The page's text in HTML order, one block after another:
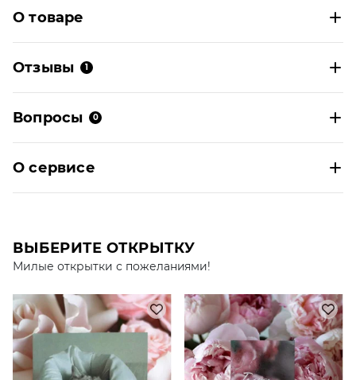
О товаре
Отзывы 1
Вопросы 0
О сервисе
ВЫБЕРИТЕ ОТКРЫТКУ
Милые открытки с пожеланиями!